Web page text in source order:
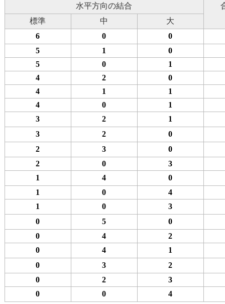
水平方向の結合
標準
中
大
6
0
0
5
1
0
5
0
1
4
2
0
4
1
1
4
0
1
3
2
1
3
2
0
2
3
0
2
0
3
1
4
0
1
0
4
1
0
3
0
5
0
0
4
2
0
4
1
0
3
2
0
2
3
0
0 4